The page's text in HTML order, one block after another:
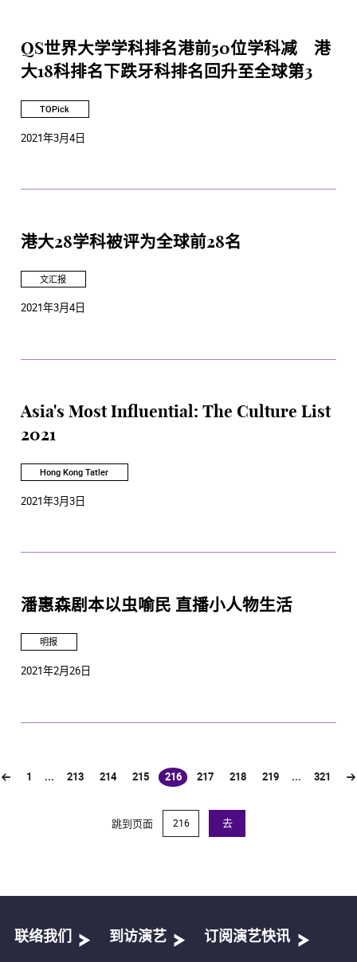
QS世界大学学科排名港前50位学科减 港
大18科排名下跌牙科排名回升至全球第3
TOPick
2021年3月4日
港大28学科被评为全球前28名
文汇报
2021年3月4日
Asia's Most Influential: The Culture List
2021
Hong Kong Tatler
2021年3月3日
潘惠森剧本以虫喻民 直播小人物生活
明报
2021年2月26日
1 ... 213 214 215 216
(current)217 218 219 ... 321
跳到页面 去
联络我们 到访演艺 订阅演艺快讯